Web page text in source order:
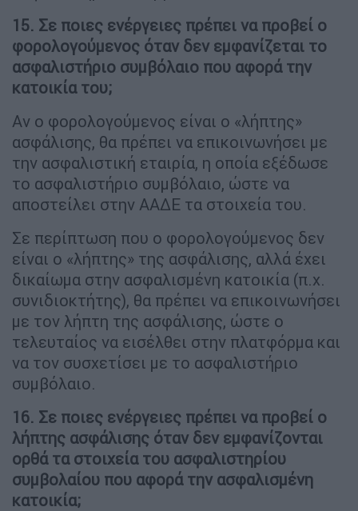
15. Σε ποιες ενέργειες πρέπει να προβεί ο
φορολογούμενος όταν δεν εμφανίζεται το
ασφαλιστήριο συμβόλαιο που αφορά την
κατοικία του;
Αν ο φορολογούμενος είναι ο «λήπτης»
ασφάλισης, θα πρέπει να επικοινωνήσει με
την ασφαλιστική εταιρία, η οποία εξέδωσε
το ασφαλιστήριο συμβόλαιο, ώστε να
αποστείλει στην ΑΑΔΕ τα στοιχεία του.
Σε περίπτωση που ο φορολογούμενος δεν
είναι ο «λήπτης» της ασφάλισης, αλλά έχει
δικαίωμα στην ασφαλισμένη κατοικία (π.χ.
συνιδιοκτήτης), θα πρέπει να επικοινωνήσει
με τον λήπτη της ασφάλισης, ώστε ο
τελευταίος να εισέλθει στην πλατφόρμα και
να τον συσχετίσει με το ασφαλιστήριο
συμβόλαιο.
16. Σε ποιες ενέργειες πρέπει να προβεί ο
λήπτης ασφάλισης όταν δεν εμφανίζονται
ορθά τα στοιχεία του ασφαλιστηρίου
συμβολαίου που αφορά την ασφαλισμένη
κατοικία;